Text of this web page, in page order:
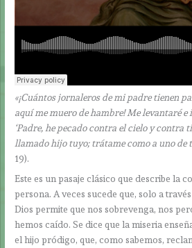
«¡Cuántos jornaleros de mi padre tienen
aquí me muero de hambre! Me levantaré e
‘Padre, he pecado contra el cielo y contra
llamado hijo tuyo; trátame como a uno de
19).
Este es un pasaje clásico que describe la
persona. A veces sucede que, solo a
Dios permite que nos sobrevenga, nos
hemos caído. Se dice que la miseria
el hijo pródigo, que, como sabemos,